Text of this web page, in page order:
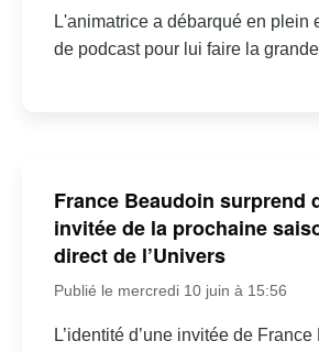
L'animatrice a débarqué en plein
de podcast pour lui faire la
France Beaudoin surprend
invitée de la prochaine
direct de l’Univers
Publié le mercredi 10 juin à 15:56
L’identité d’une invitée de